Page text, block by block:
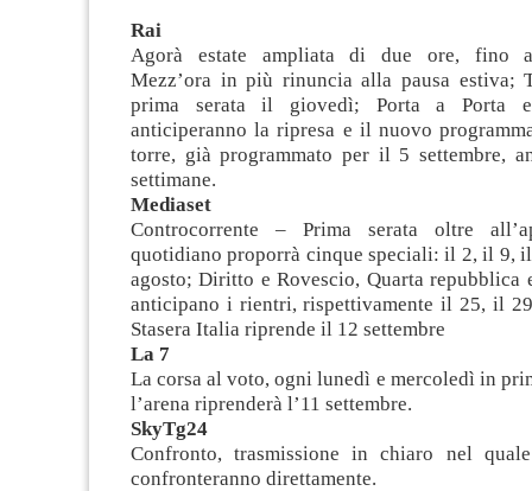
Rai
Agorà estate ampliata di due ore, fino a
Mezz’ora in più rinuncia alla pausa estiva;
prima serata il giovedì; Porta a Porta
anticiperanno la ripresa e il nuovo
torre, già programmato per il 5 settembre,
settimane.
Mediaset
Controcorrente – Prima serata oltre
quotidiano proporrà cinque speciali: il 2, il 9,
agosto; Diritto e Rovescio, Quarta repubblica
anticipano i rientri, rispettivamente il 25, il
Stasera Italia riprende il 12 settembre
La 7
La corsa al voto, ogni lunedì e mercoledì in
l’arena riprenderà l’11 settembre.
SkyTg24
Confronto, trasmissione in chiaro nel
confronteranno direttamente.